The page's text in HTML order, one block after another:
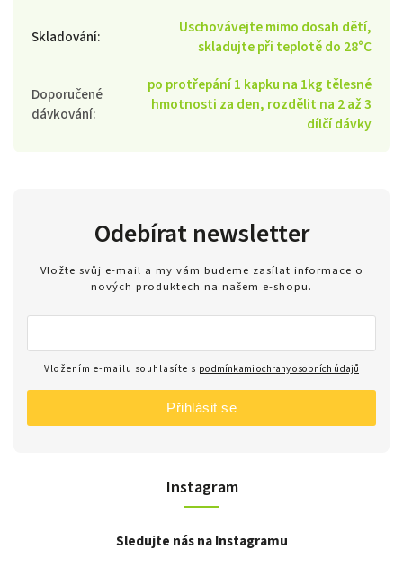
Skladování:
Uschovávejte mimo dosah dětí,
skladujte při teplotě do 28°C
Doporučené
dávkování:
po protřepání 1 kapku na 1kg tělesné
hmotnosti za den, rozdělit na 2 až 3
dílčí dávky
Instagram
Sledujte nás na Instagramu
Odebírat newsletter
Vložte svůj e-mail a my vám budeme zasílat informace o
nových produktech na našem e-shopu.
Vložením e-mailu souhlasíte s podmínkami ochrany osobních údajů
Přihlásit se